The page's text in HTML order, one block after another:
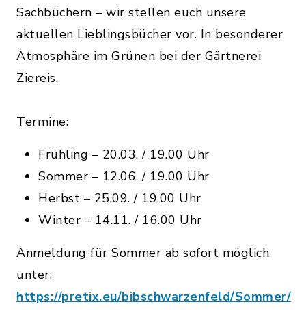
Sachbüchern – wir stellen euch unsere
aktuellen Lieblingsbücher vor. In besonderer
Atmosphäre im Grünen bei der Gärtnerei
Ziereis.
Termine:
Frühling – 20.03. / 19.00 Uhr
Sommer – 12.06. / 19.00 Uhr
Herbst – 25.09. / 19.00 Uhr
Winter – 14.11. / 16.00 Uhr
Anmeldung für Sommer ab sofort möglich
unter:
https://pretix.eu/bibschwarzenfeld/Sommer/